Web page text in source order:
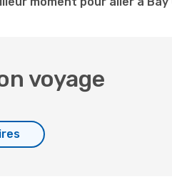
voyage